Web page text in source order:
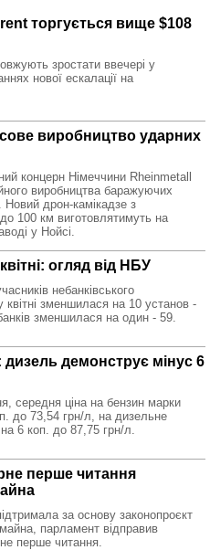
торгується вище $108
зростати ввечері у
нової ескалації на
виробництво ударних
концерн Німеччини Rheinmetall
виробництва баражуючих
Новий дрон-камікадзе з
100 км виготовлятимуть на
у Нойсі.
огляд від НБУ
небанківського
квітні зменшилася на 10 установ -
зменшилася на один - 59.
демонструє мінус 6
середня ціна на бензин марки
до 73,54 грн/л, на дизельне
6 коп. до 87,75 грн/л.
перше читання
за основу законопроєкт
парламент відправив
перше читання.